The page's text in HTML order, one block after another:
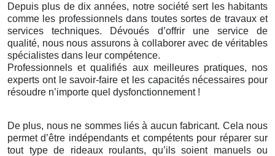
Depuis plus de dix années, notre société sert les habitants
comme les professionnels dans toutes sortes de travaux et
services techniques. Dévoués d’offrir une service de
qualité, nous nous assurons à collaborer avec de véritables
spécialistes dans leur compétence.
Professionnels et qualifiés aux meilleures pratiques, nos
experts ont le savoir-faire et les capacités nécessaires pour
résoudre n’importe quel dysfonctionnement !
De plus, nous ne sommes liés à aucun fabricant. Cela nous
permet d’être indépendants et compétents pour réparer sur
tout type de rideaux roulants, qu’ils soient manuels ou